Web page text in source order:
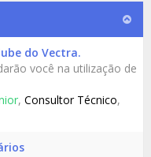
do Vectra.
você na utilização de
, Consultor Técnico,